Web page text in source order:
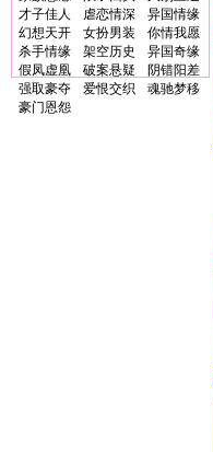
才子佳人
虐恋情深
异国情缘
幻想天开
女扮男装
你情我愿
杀手情缘
架空历史
异国奇缘
假凤虚凰
破案悬疑
阴错阳差
强取豪夺
爱恨交织
魂驰梦移
豪门恩怨